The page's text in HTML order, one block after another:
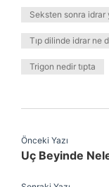
Seksten sonra
Tıp dilinde idrar ne
Trigon nedir tıpta
Önceki Yazı
Uç Beyinde